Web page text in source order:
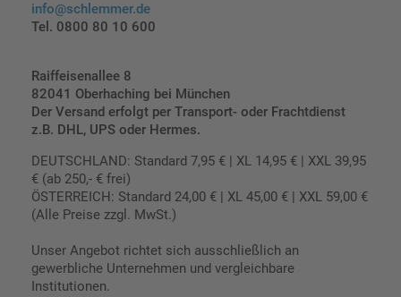
info@schlemmer.de
Tel. 0800 80 10 600
Raiffeisenallee 8
82041 Oberhaching bei München
Der Versand erfolgt per Transport- oder Frachtdienst
z.B. DHL, UPS oder Hermes.
DEUTSCHLAND: Standard 7,95 € | XL 14,95 € | XXL 39,95
€ (ab 250,- € frei)
ÖSTERREICH: Standard 24,00 € | XL 45,00 € | XXL 59,00 €
(Alle Preise zzgl. MwSt.)
Unser Angebot richtet sich ausschließlich an
gewerbliche Unternehmen und vergleichbare
Institutionen.